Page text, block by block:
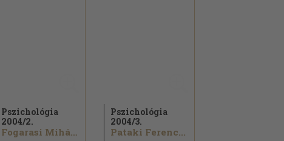
Pszichológia
2004/2.
Fogarasi Mihály...
Pszichológia
2004/3.
Pataki Ferenc...